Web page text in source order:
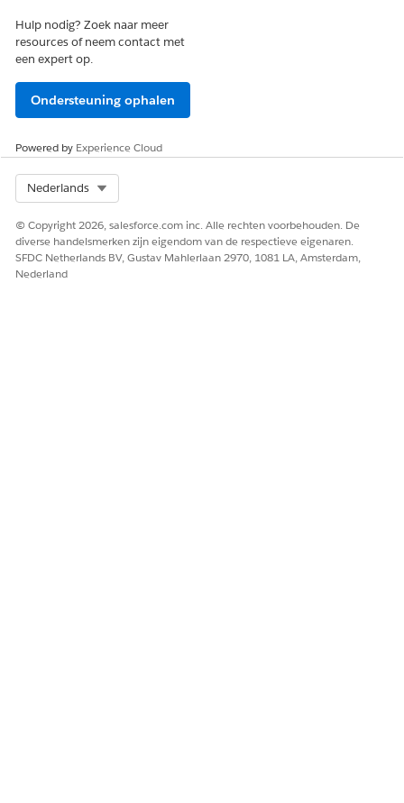
Hulp nodig? Zoek naar meer
resources of neem contact met
een expert op.
Ondersteuning ophalen
Powered by Experience Cloud
Nederlands
© Copyright 2026, salesforce.com inc. Alle rechten voorbehouden. De
diverse handelsmerken zijn eigendom van de respectieve eigenaren.
SFDC Netherlands BV, Gustav Mahlerlaan 2970, 1081 LA, Amsterdam,
Nederland